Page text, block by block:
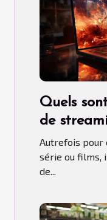
Quels
de
Autrefois pour
série ou films,
de...